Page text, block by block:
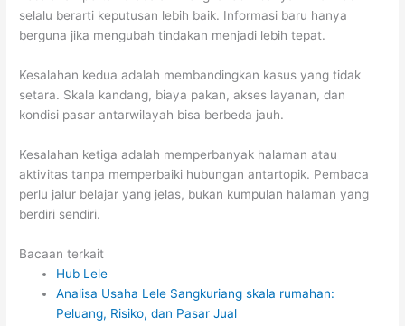
selalu berarti keputusan lebih baik. Informasi baru hanya
berguna jika mengubah tindakan menjadi lebih tepat.
Kesalahan kedua adalah membandingkan kasus yang tidak
setara. Skala kandang, biaya pakan, akses layanan, dan
kondisi pasar antarwilayah bisa berbeda jauh.
Kesalahan ketiga adalah memperbanyak halaman atau
aktivitas tanpa memperbaiki hubungan antartopik. Pembaca
perlu jalur belajar yang jelas, bukan kumpulan halaman yang
berdiri sendiri.
Bacaan terkait
Hub Lele
Analisa Usaha Lele Sangkuriang skala rumahan:
Peluang, Risiko, dan Pasar Jual